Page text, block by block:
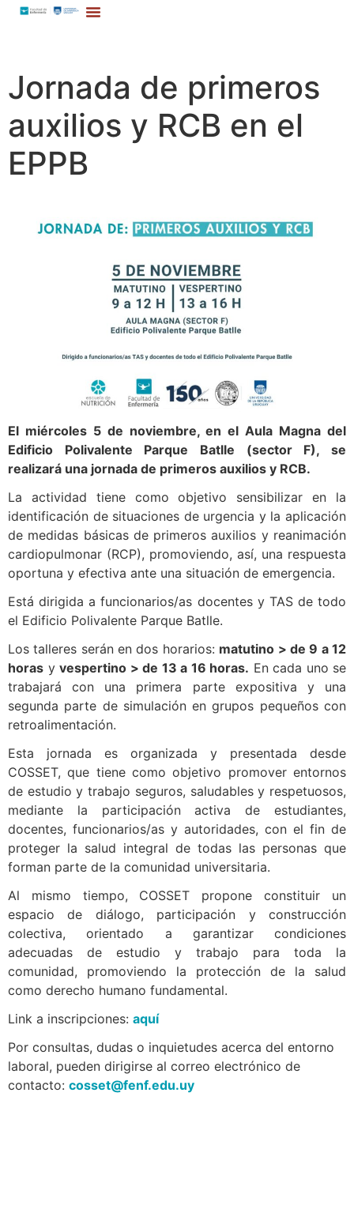
Jornada de primeros
auxilios y RCB en el
EPPB
El miércoles 5 de noviembre, en el Aula Magna del
Edificio Polivalente Parque Batlle (sector F), se
realizará una jornada de primeros auxilios y RCB.
La actividad tiene como objetivo sensibilizar en la
identificación de situaciones de urgencia y la aplicación
de medidas básicas de primeros auxilios y reanimación
cardiopulmonar (RCP), promoviendo, así, una respuesta
oportuna y efectiva ante una situación de emergencia.
Está dirigida a funcionarios/as docentes y TAS de todo
el Edificio Polivalente Parque Batlle.
Los talleres serán en dos horarios: matutino > de 9 a 12
horas y vespertino > de 13 a 16 horas. En cada uno se
trabajará con una primera parte expositiva y una
segunda parte de simulación en grupos pequeños con
retroalimentación.
Esta jornada es organizada y presentada desde
COSSET, que tiene como objetivo promover entornos
de estudio y trabajo seguros, saludables y respetuosos,
mediante la participación activa de estudiantes,
docentes, funcionarios/as y autoridades, con el fin de
proteger la salud integral de todas las personas que
forman parte de la comunidad universitaria.
Al mismo tiempo, COSSET propone constituir un
espacio de diálogo, participación y construcción
colectiva, orientado a garantizar condiciones
adecuadas de estudio y trabajo para toda la
comunidad, promoviendo la protección de la salud
como derecho humano fundamental.
Link a inscripciones: aquí
Por consultas, dudas o inquietudes acerca del entorno
laboral, pueden dirigirse al correo electrónico de
contacto: cosset@fenf.edu.uy